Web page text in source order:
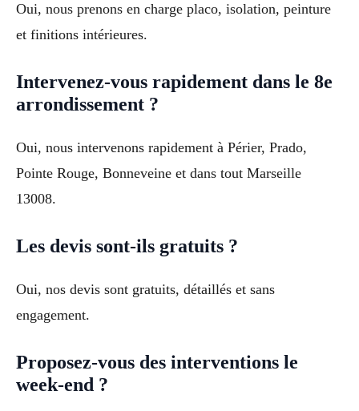
Oui, nous prenons en charge placo, isolation, peinture
et finitions intérieures.
Intervenez-vous rapidement dans le 8e
arrondissement ?
Oui, nous intervenons rapidement à Périer, Prado,
Pointe Rouge, Bonneveine et dans tout Marseille
13008.
Les devis sont-ils gratuits ?
Oui, nos devis sont gratuits, détaillés et sans
engagement.
Proposez-vous des interventions le
week-end ?